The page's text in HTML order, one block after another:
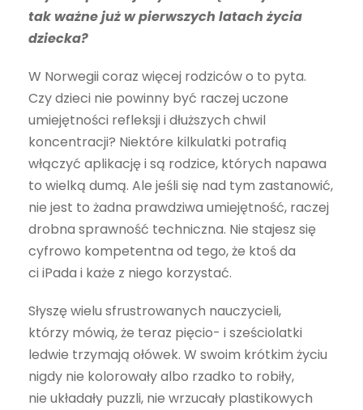
tak ważne już w pierwszych latach życia
dziecka?
W Norwegii coraz więcej rodziców o to pyta.
Czy dzieci nie powinny być raczej uczone
umiejętności refleksji i dłuższych chwil
koncentracji? Niektóre kilkulatki potrafią
włączyć aplikację i są rodzice, których napawa
to wielką dumą. Ale jeśli się nad tym zastanowić,
nie jest to żadna prawdziwa umiejętność, raczej
drobna sprawność techniczna. Nie stajesz się
cyfrowo kompetentna od tego, że ktoś da
ci iPada i każe z niego korzystać.
Słyszę wielu sfrustrowanych nauczycieli,
którzy mówią, że teraz pięcio- i sześciolatki
ledwie trzymają ołówek. W swoim krótkim życiu
nigdy nie kolorowały albo rzadko to robiły,
nie układały puzzli, nie wrzucały plastikowych